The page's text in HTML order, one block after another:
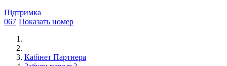
Підтримка
067 Показать номер
Кабінет Партнера